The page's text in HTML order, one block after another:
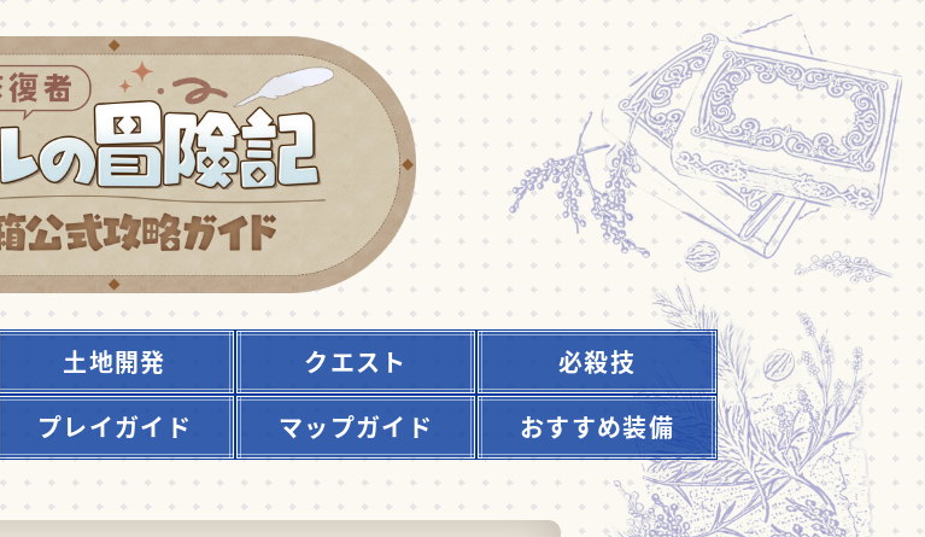
土地開発 クエスト
必殺技
プレイガイド マップガイド おすすめ装備